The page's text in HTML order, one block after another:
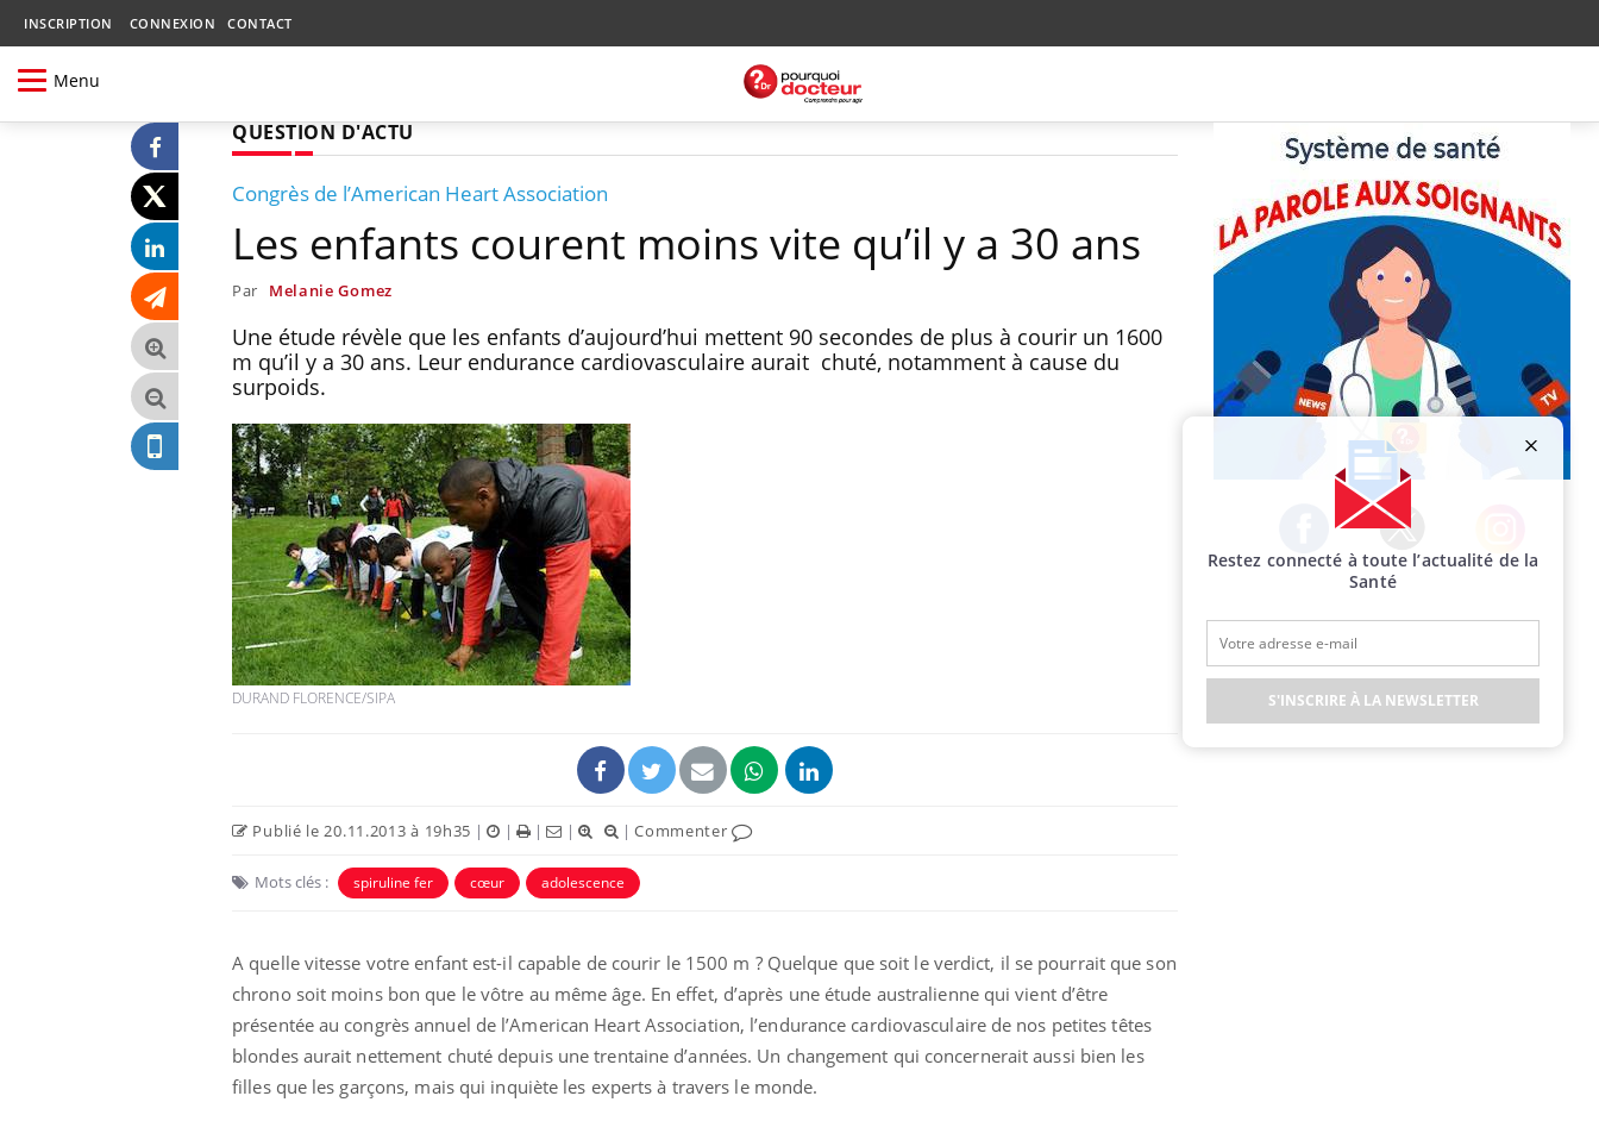
INSCRIPTION CONNEXION CONTACT
Menu
QUESTION D'ACTU
Congrès de l’American Heart Association
Les enfants courent moins vite qu’il y a 30 ans
Par Melanie Gomez
Une étude révèle que les enfants d’aujourd’hui mettent 90 secondes de plus à courir un 1600
m qu’il y a 30 ans. Leur endurance cardiovasculaire aurait chuté, notamment à cause du
surpoids.
DURAND FLORENCE/SIPA
Publié le 20.11.2013 à 19h35 | | | | |Commenter
Mots clés : spiruline fer cœur adolescence
A quelle vitesse votre enfant est-il capable de courir le 1500 m ? Quelque que soit le verdict, il se pourrait que son
chrono soit moins bon que le vôtre au même âge. En effet, d’après une étude australienne qui vient d’être
présentée au congrès annuel de l’American Heart Association, l’endurance cardiovasculaire de nos petites têtes
blondes aurait nettement chuté depuis une trentaine d’années. Un changement qui concernerait aussi bien les
filles que les garçons, mais qui inquiète les experts à travers le monde.
Facebook Twitter Instagram
Restez connecté à toute l’actualité de la
Santé
S'INSCRIRE À LA NEWSLETTER